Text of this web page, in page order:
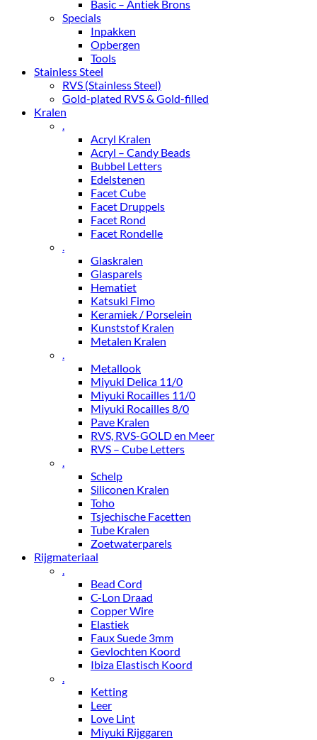
Basic – Antiek Brons
Specials
Inpakken
Opbergen
Tools
Stainless Steel
RVS (Stainless Steel)
Gold-plated RVS & Gold-filled
Kralen
.
Acryl Kralen
Acryl – Candy Beads
Bubbel Letters
Edelstenen
Facet Cube
Facet Druppels
Facet Rond
Facet Rondelle
.
Glaskralen
Glasparels
Hematiet
Katsuki Fimo
Keramiek / Porselein
Kunststof Kralen
Metalen Kralen
.
Metallook
Miyuki Delica 11/0
Miyuki Rocailles 11/0
Miyuki Rocailles 8/0
Pave Kralen
RVS, RVS-GOLD en Meer
RVS – Cube Letters
.
Schelp
Siliconen Kralen
Toho
Tsjechische Facetten
Tube Kralen
Zoetwaterparels
Rijgmateriaal
.
Bead Cord
C-Lon Draad
Copper Wire
Elastiek
Faux Suede 3mm
Gevlochten Koord
Ibiza Elastisch Koord
.
Ketting
Leer
Love Lint
Miyuki Rijggaren